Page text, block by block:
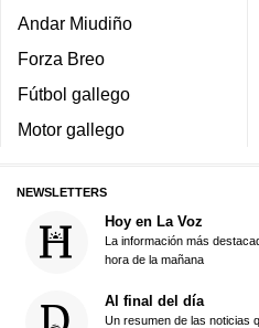
Andar Miudiño
Forza Breo
Fútbol gallego
Motor gallego
NEWSLETTERS
Hoy en La Voz
La información más
hora de la mañana
Al final del día
Un resumen de las noticias